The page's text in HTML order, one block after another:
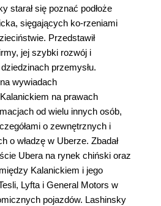
starał się poznać podłoże
sięgających ko-rzeniami
Przedstawił
jej szybki rozwój i
przemysłu.
wywiadach
na prawach
od wielu innych osób,
o zewnętrznych i
o władzę w Uberze. Zbadał
Ubera na rynek chiński oraz
Kalanickiem i jego
Lyfta i General Motors w
pojazdów. Lashinsky